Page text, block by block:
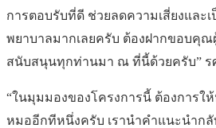
การตอบรับที่ดี ช่วยลดความเสี่ยงและ
พยาบาลมากเลยครับ ต้องฝากขอบคุณ
สนับสนุนทุกท่านมา ณ ที่นี้ด้วยครับ” ร
“ในมุมมองของโครงการนี้ ต้องการใ
หมออีกทีหนึ่งครับ เรานำคำแนะนำก